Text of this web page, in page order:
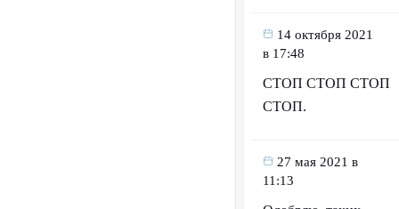
14 октября 2021
в 17:48
СТОП СТОП СТОП
СТОП.
27 мая 2021 в
11:13